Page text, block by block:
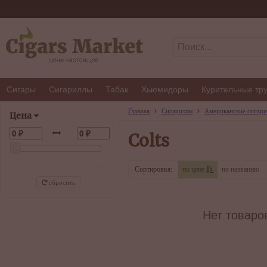
Сигары Сигариллы Табак Хьюмидоры Курительные
Цена
сбросить
Главная Сигариллы Американские
Colts
Сортировка: по цене по названию
Нет